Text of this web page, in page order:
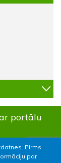
Pirms
par
portālu